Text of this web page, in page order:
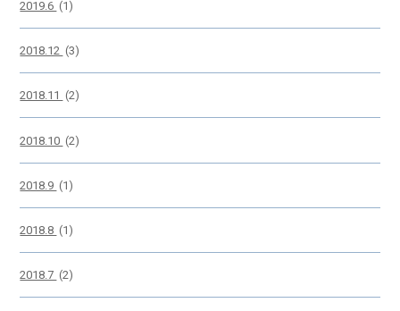
2019.6 (1)
2018.12 (3)
2018.11 (2)
2018.10 (2)
2018.9 (1)
2018.8 (1)
2018.7 (2)